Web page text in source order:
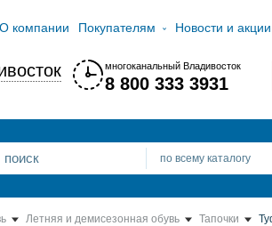
О компании Покупателям Новости и акции
многоканальный Владивосток
8 800 333 3931
по всему каталогу
Летняя и демисезонная обувь Тапочки